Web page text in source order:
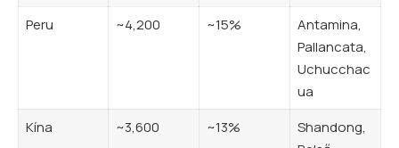
Peru
~4,200 ~15%
Antamina,
Pallancata,
Uchucchac
ua
Kína
~3,600 ~13%
Shandong,